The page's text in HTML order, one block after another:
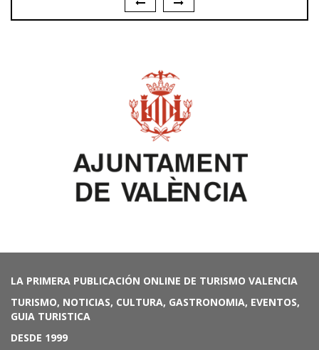
LA PRIMERA PUBLICACIÓN ONLINE DE TURISMO VALENCIA
TURISMO, NOTICIAS, CULTURA, GASTRONOMIA, EVENTOS,
GUIA TURISTICA
DESDE 1999